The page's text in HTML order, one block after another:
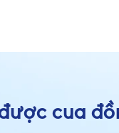
cua